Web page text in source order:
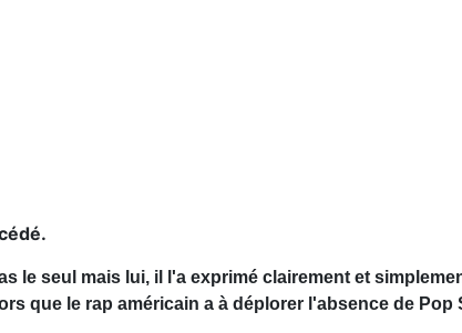
le seul mais lui, il l'a exprimé clairement et
que le rap américain a à déplorer l'absence de Pop